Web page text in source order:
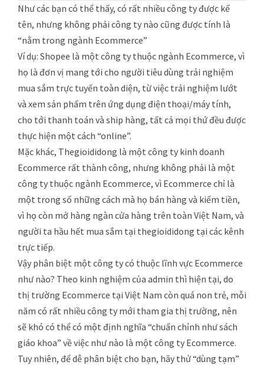
Như các bạn có thể thấy, có rất nhiều công ty được kể
tên, nhưng không phải công ty nào cũng được tính là
“nằm trong ngành Ecommerce”
Ví dụ: Shopee là một công ty thuộc ngành Ecommerce, vì
họ là đơn vị mang tới cho người tiêu dùng trải nghiệm
mua sắm trực tuyến toàn diện, từ việc trải nghiệm lướt
và xem sản phẩm trên ứng dụng điện thoại/máy tính,
cho tới thanh toán và ship hàng, tất cả mọi thứ đều được
thực hiện một cách “online”.
Mặc khác, Thegioididong là một công ty kinh doanh
Ecommerce rất thành công, nhưng không phải là một
công ty thuộc ngành Ecommerce, vì Ecommerce chỉ là
một trong số những cách mà họ bán hàng và kiếm tiền,
vì họ còn mở hàng ngàn cửa hàng trên toàn Việt Nam, và
người ta hầu hết mua sắm tại thegioididong tại các kênh
trực tiếp.
Vậy phân biệt một công ty có thuộc lĩnh vực Ecommerce
như nào? Theo kinh nghiệm của admin thì hiện tại, do
thị trường Ecommerce tại Việt Nam còn quá non trẻ, mỗi
năm có rất nhiều công ty mới tham gia thị trường, nên
sẽ khó có thể có một định nghĩa “chuẩn chỉnh như sách
giáo khoa” về việc như nào là một công ty Ecommerce.
Tuy nhiên, để dễ phân biệt cho bạn, hãy thử “dùng tạm”